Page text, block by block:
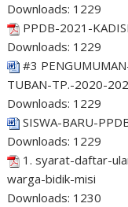
Downloads: 1229
PPDB-2021-
Downloads: 1229
#3
TUBAN-TP.-2020-
Downloads: 1229
SISWA-BARU-
Downloads: 1229
1. syarat-daftar-
warga-bidik-misi
Downloads: 1230